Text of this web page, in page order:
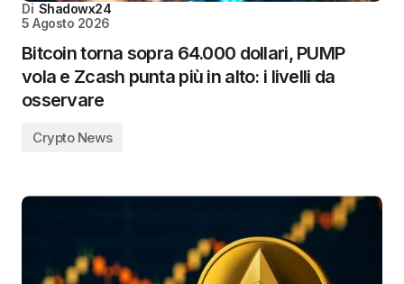
Di Shadowx24
5 Agosto 2026
Bitcoin torna sopra 64.000 dollari, PUMP
vola e Zcash punta più in alto: i livelli da
osservare
Crypto News